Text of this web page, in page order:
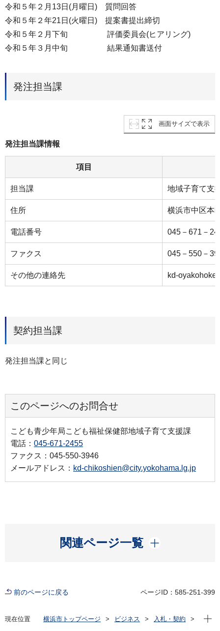
令和５年２月13日(月曜日) 質問回答
令和５年２年21日(火曜日) 提案書提出締切
令和５年２月下旬 評価委員会(ヒアリング)
令和５年３月中旬 結果通知書送付
発注担当課
画面サイズで表示
発注担当課情報
項目
担当課 地域子育て支
住所 横浜市中区本
電話番号 045－671－
ファクス 045－550－
その他の連絡先 kd-
契約担当課
発注担当課と同じ
このページへのお問合せ
こども青少年局こども福祉保健部地域子育て支援課
電話： 045-671-2455
ファクス：045-550-3946
メールアドレス： kd-chikoshien@city.yokohama.lg.jp
関連ページ一覧
開く
前のページに戻る ページID：585-251-399
現在位置 横浜市トップページ ビジネス
入札・契約
現在